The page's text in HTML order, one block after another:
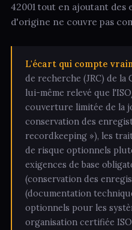
42001 tout en ajoutant des
d'origine ne couvre pas
L'écart qui compte
de recherche (JRC) de la
lui-même relevé que
couverture limitée de la
conservation des
recordkeeping »), les
de risque optionnels
exigences de base
(conservation des
(documentation
optionnels pour les
organisation certifiée